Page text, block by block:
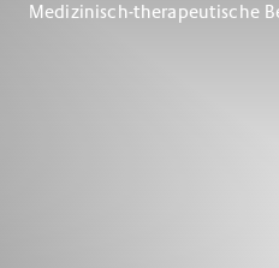
Medizinisch-therapeutische